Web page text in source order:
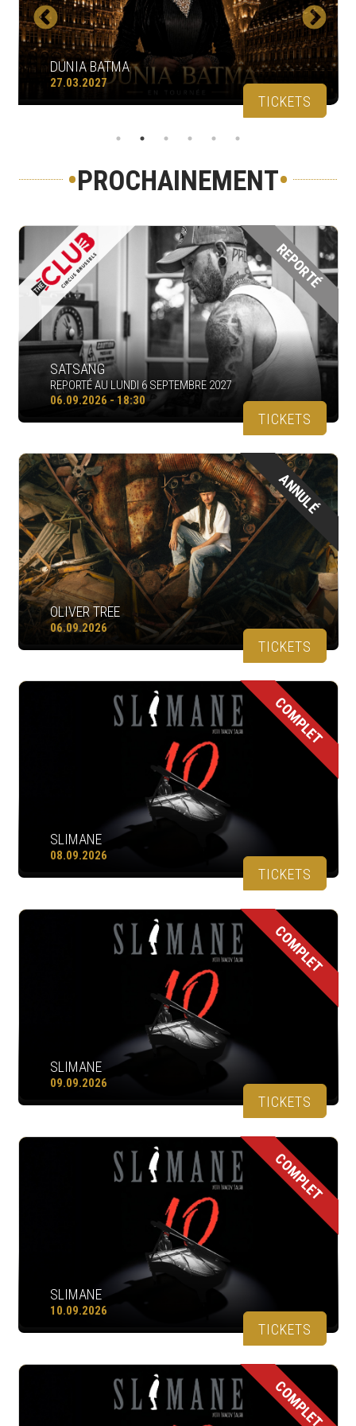
DUNIA BATMA
27.03.2027
TICKETS
•PROCHAINEMENT•
REPORTÉ
SATSANG
REPORTÉ AU LUNDI 6 SEPTEMBRE 2027
06.09.2026 - 18:30
TICKETS
ANNULÉ
OLIVER TREE
06.09.2026
TICKETS
COMPLET
SLIMANE
08.09.2026
TICKETS
COMPLET
SLIMANE
09.09.2026
TICKETS
COMPLET
SLIMANE
10.09.2026
TICKETS
COMPLET